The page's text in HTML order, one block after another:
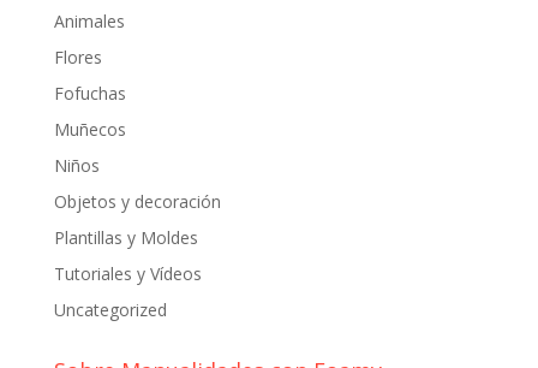
Animales
Flores
Fofuchas
Muñecos
Niños
Objetos y decoración
Plantillas y Moldes
Tutoriales y Vídeos
Uncategorized